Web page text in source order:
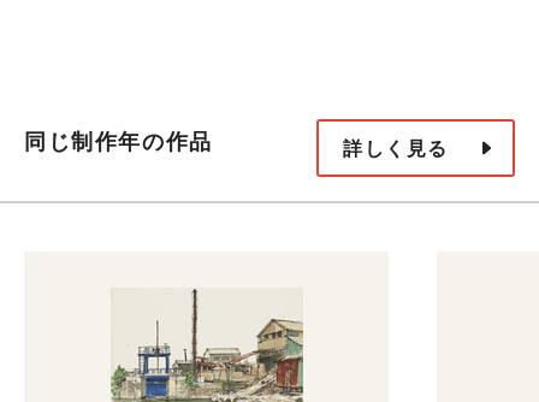
同じ制作年の作品 詳しく見る